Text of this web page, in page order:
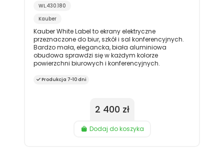
WL.430.180
Kauber
Kauber White Label to ekrany elektryczne
przeznaczone do biur, szkół i sal konferencyjnych.
Bardzo mała, elegancka, biała aluminiowa
obudowa sprawdzi się w każdym kolorze
powierzchni biurowych i konferencyjnych.
Produkcja 7-10 dni
2 400 zł
Dodaj do koszyka